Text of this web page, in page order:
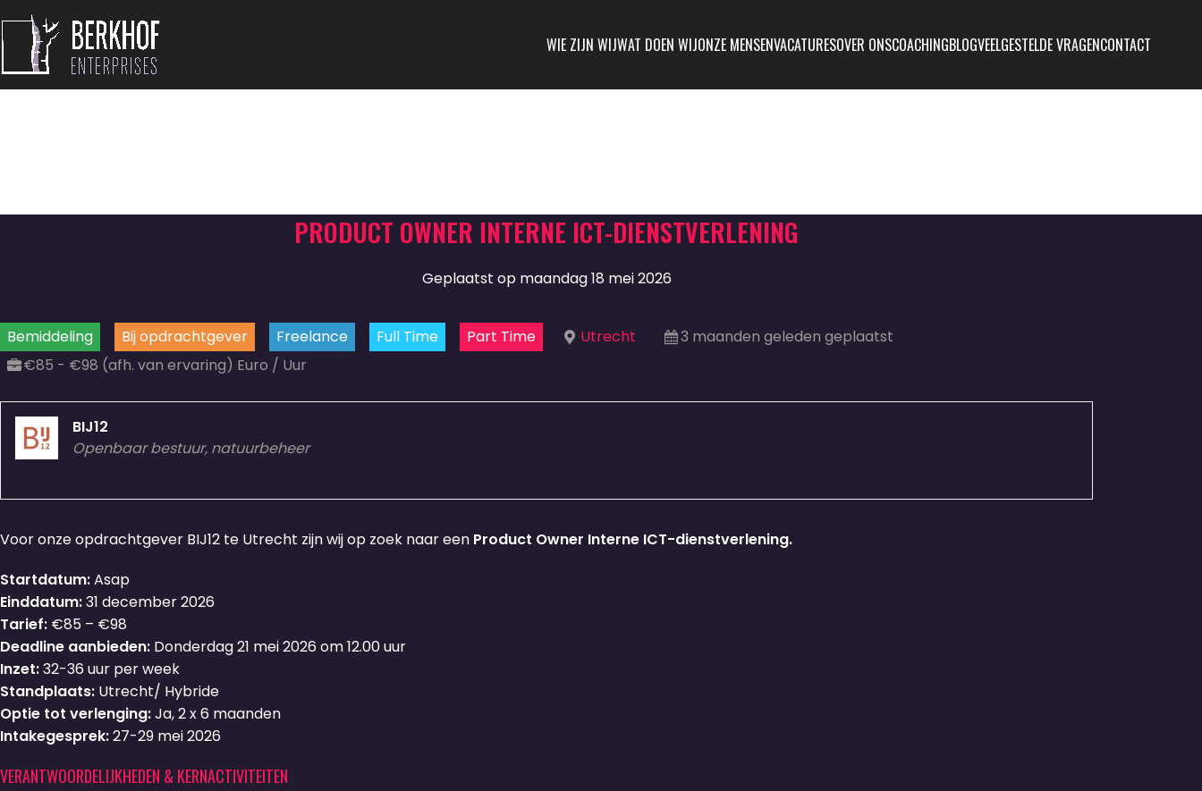
WIE ZIJN WIJWAT DOEN WIJONZE MENSENVACATURESOVER ONSCOACHINGBLOGVEELGESTELDE VRAGENCONTACT
PRODUCT OWNER INTERNE ICT-DIENSTVERLENING
Geplaatst op maandag 18 mei 2026
Bemiddeling Bij opdrachtgever Freelance Full Time Part Time Utrecht
3 maanden geleden geplaatst
€85 - €98 (afh. van ervaring) Euro / Uur
BIJ12
Openbaar bestuur, natuurbeheer
Voor onze opdrachtgever BIJ12 te Utrecht zijn wij op zoek naar een Product Owner Interne ICT-dienstverlening.
Startdatum:Asap
Einddatum:31 december 2026
Tarief: €85 – €98
Deadline aanbieden: Donderdag 21 mei 2026 om 12.00 uur
Inzet:32-36 uur per week
Standplaats: Utrecht/ Hybride
Optie tot verlenging:Ja, 2 x 6 maanden
Intakegesprek:27-29 mei 2026
VERANTWOORDELIJKHEDEN & KERNACTIVITEITEN